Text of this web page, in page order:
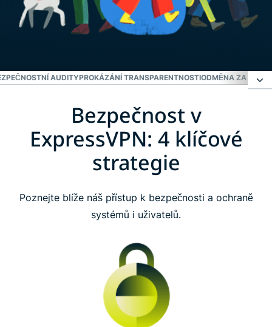
AUDITYPROKÁZÁNÍ TRANSPARENTNOSTIODMĚNA ZA
Bezpečnost v ExpressVPN: 4 klíčové strategie
Inovace
Nezávislé bezpečnostní audity
Prokázání transparentnosti
Odměna za odhalení chyby
Bezpečnost v
ExpressVPN: 4 klíčové
strategie
Poznejte blíže náš přístup k bezpečnosti a ochraně
systémů i uživatelů.